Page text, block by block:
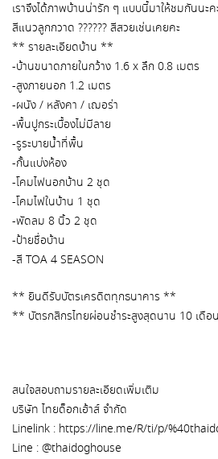
เราจึงได้ภาพบ้านน่ารัก ๆ แบบนี้มาให้ชมกันนะค
สีแนวลูกกวาด ?????? สีสวยเช่นเคยคะ
** รายละเอียดบ้าน **
-บ้านขนาดภายในกว้าง 1.6 x ลึก 0.8 เมตร
-สูงภายนอก 1.2 เมตร
-ผนัง / หลังคา / เฌอร่า
-พื้นปูกระเบื้องไม่มีลาย
-รูระบายน้ำที่พื้น
-กั้นแบ่งห้อง
-โคมไฟนอกบ้าน 2 ชุด
-โคมไฟในบ้าน 1 ชุด
-พัดลม 8 นิ้ว 2 ชุด
-ป้ายชื่อบ้าน
-สี TOA 4 SEASON
** ยินดีรับบัตรเครดิตทุกธนาคาร **
** บัตรกสิกรไทยผ่อนชำระสูงสุดนาน 10 เดื
สนใจสอบถามรายละเอียดเพิ่มเติม
บริษัท ไทยด็อกเฮ้าส์ จำกัด
Linelink : https://line.me/R/ti/p/
Line : @thaidoghouse